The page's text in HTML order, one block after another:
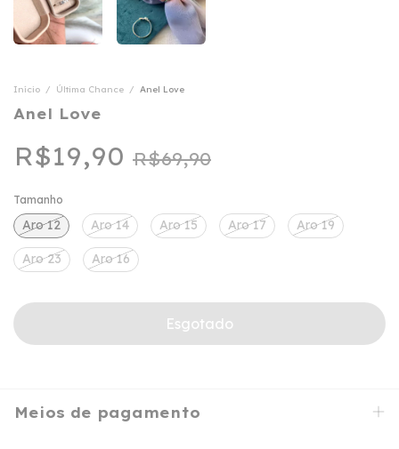
Início / Última Chance / Anel Love
Anel Love
R$19,90 R$69,90
Tamanho
Aro 12 Aro 14 Aro 15 Aro 17 Aro 19
Aro 23 Aro 16
Meios de pagamento